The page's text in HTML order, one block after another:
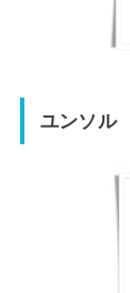
ユンソル